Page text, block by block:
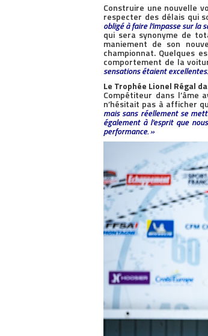
Construire une nouvelle
respecter des délais qui
obligé à faire l’impasse sur
qui sera synonyme de
maniement de son
championnat. Quelques
comportement de la
sensations étaient
Le Trophée Lionel Régal
Compétiteur dans l’âme
n’hésitait pas à afficher
mais sans réellement se
également à l’esprit que
performance. »